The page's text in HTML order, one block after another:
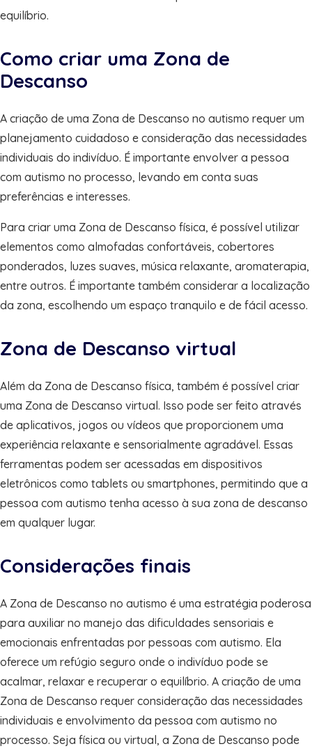
equilíbrio.
Como criar uma Zona de
Descanso
A criação de uma Zona de Descanso no autismo requer um
planejamento cuidadoso e consideração das necessidades
individuais do indivíduo. É importante envolver a pessoa
com autismo no processo, levando em conta suas
preferências e interesses.
Para criar uma Zona de Descanso física, é possível utilizar
elementos como almofadas confortáveis, cobertores
ponderados, luzes suaves, música relaxante, aromaterapia,
entre outros. É importante também considerar a localização
da zona, escolhendo um espaço tranquilo e de fácil acesso.
Zona de Descanso virtual
Além da Zona de Descanso física, também é possível criar
uma Zona de Descanso virtual. Isso pode ser feito através
de aplicativos, jogos ou vídeos que proporcionem uma
experiência relaxante e sensorialmente agradável. Essas
ferramentas podem ser acessadas em dispositivos
eletrônicos como tablets ou smartphones, permitindo que a
pessoa com autismo tenha acesso à sua zona de descanso
em qualquer lugar.
Considerações finais
A Zona de Descanso no autismo é uma estratégia poderosa
para auxiliar no manejo das dificuldades sensoriais e
emocionais enfrentadas por pessoas com autismo. Ela
oferece um refúgio seguro onde o indivíduo pode se
acalmar, relaxar e recuperar o equilíbrio. A criação de uma
Zona de Descanso requer consideração das necessidades
individuais e envolvimento da pessoa com autismo no
processo. Seja física ou virtual, a Zona de Descanso pode